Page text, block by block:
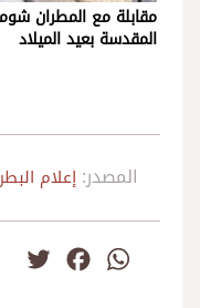
مقابلة مع المطران
المقدسة بعيد الميلاد
المصدر: إعلام
WhatsApp
Facebook